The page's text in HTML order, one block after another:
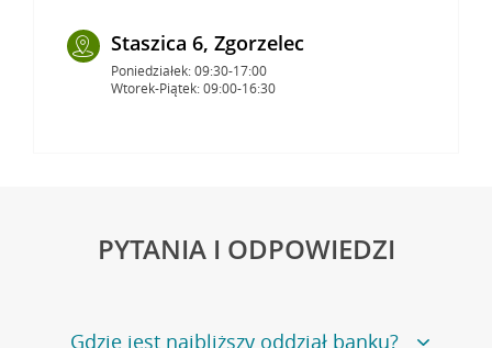
Staszica 6, Zgorzelec
Poniedziałek: 09:30-17:00
Wtorek-Piątek: 09:00-16:30
PYTANIA I ODPOWIEDZI
Gdzie jest najbliższy oddział banku?